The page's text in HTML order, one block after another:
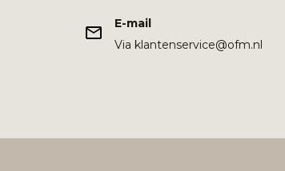
E-mail
Via klantenservice@ofm.nl